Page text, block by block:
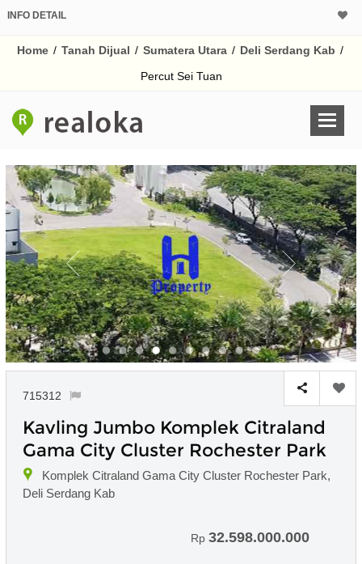
INFO DETAIL
Home / Tanah Dijual / Sumatera Utara / Deli Serdang Kab /
Percut Sei Tuan
715312
Kavling Jumbo Komplek Citraland
Gama City Cluster Rochester Park
Komplek Citraland Gama City Cluster Rochester Park,
Deli Serdang Kab
Rp 32.598.000.000
% /th
Untuk hasil simulasi
pada kotak-
Simpan